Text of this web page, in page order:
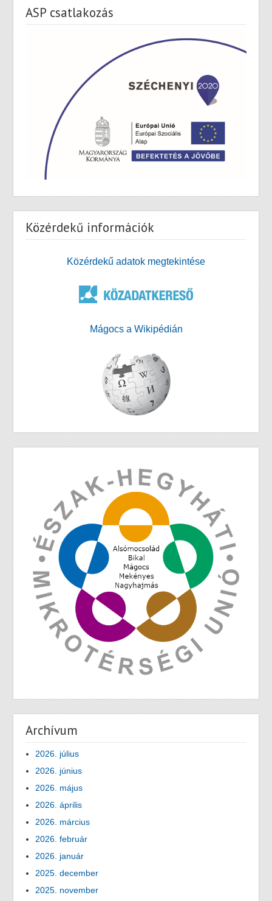
ASP csatlakozás
Közérdekű információk
Közérdekű adatok megtekintése
Mágocs a Wikipédián
Archívum
2026. július
2026. június
2026. május
2026. április
2026. március
2026. február
2026. január
2025. december
2025. november